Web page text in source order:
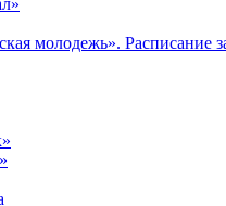
молодежь». Расписание